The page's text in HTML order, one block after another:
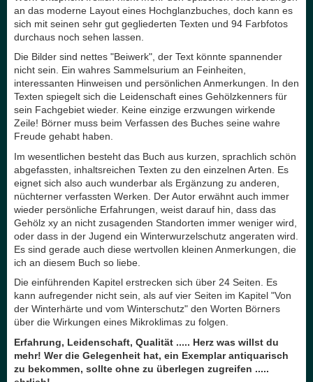
an das moderne Layout eines Hochglanzbuches, doch kann es
sich mit seinen sehr gut gegliederten Texten und 94 Farbfotos
durchaus noch sehen lassen.
Die Bilder sind nettes "Beiwerk", der Text könnte spannender
nicht sein. Ein wahres Sammelsurium an Feinheiten,
interessanten Hinweisen und persönlichen Anmerkungen. In den
Texten spiegelt sich die Leidenschaft eines Gehölzkenners für
sein Fachgebiet wieder. Keine einzige erzwungen wirkende
Zeile! Börner muss beim Verfassen des Buches seine wahre
Freude gehabt haben.
Im wesentlichen besteht das Buch aus kurzen, sprachlich schön
abgefassten, inhaltsreichen Texten zu den einzelnen Arten. Es
eignet sich also auch wunderbar als Ergänzung zu anderen,
nüchterner verfassten Werken. Der Autor erwähnt auch immer
wieder persönliche Erfahrungen, weist darauf hin, dass das
Gehölz xy an nicht zusagenden Standorten immer weniger wird,
oder dass in der Jugend ein Winterwurzelschutz angeraten wird.
Es sind gerade auch diese wertvollen kleinen Anmerkungen, die
ich an diesem Buch so liebe.
Die einführenden Kapitel erstrecken sich über 24 Seiten. Es
kann aufregender nicht sein, als auf vier Seiten im Kapitel "Von
der Winterhärte und vom Winterschutz" den Worten Börners
über die Wirkungen eines Mikroklimas zu folgen.
Erfahrung, Leidenschaft, Qualität ..... Herz was willst du
mehr! Wer die Gelegenheit hat, ein Exemplar antiquarisch
zu bekommen, sollte ohne zu überlegen zugreifen .....